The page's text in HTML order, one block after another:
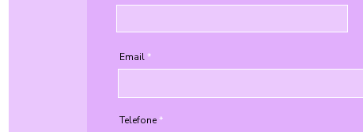
Email
Telefone